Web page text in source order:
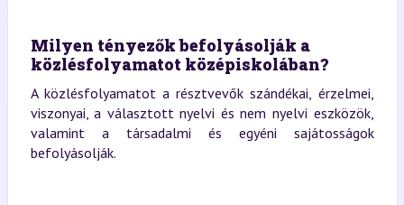
Milyen tényezők befolyásolják a
közlésfolyamatot középiskolában?
A közlésfolyamatot a résztvevők szándékai, érzelmei,
viszonyai, a választott nyelvi és nem nyelvi eszközök,
valamint a társadalmi és egyéni sajátosságok
befolyásolják.